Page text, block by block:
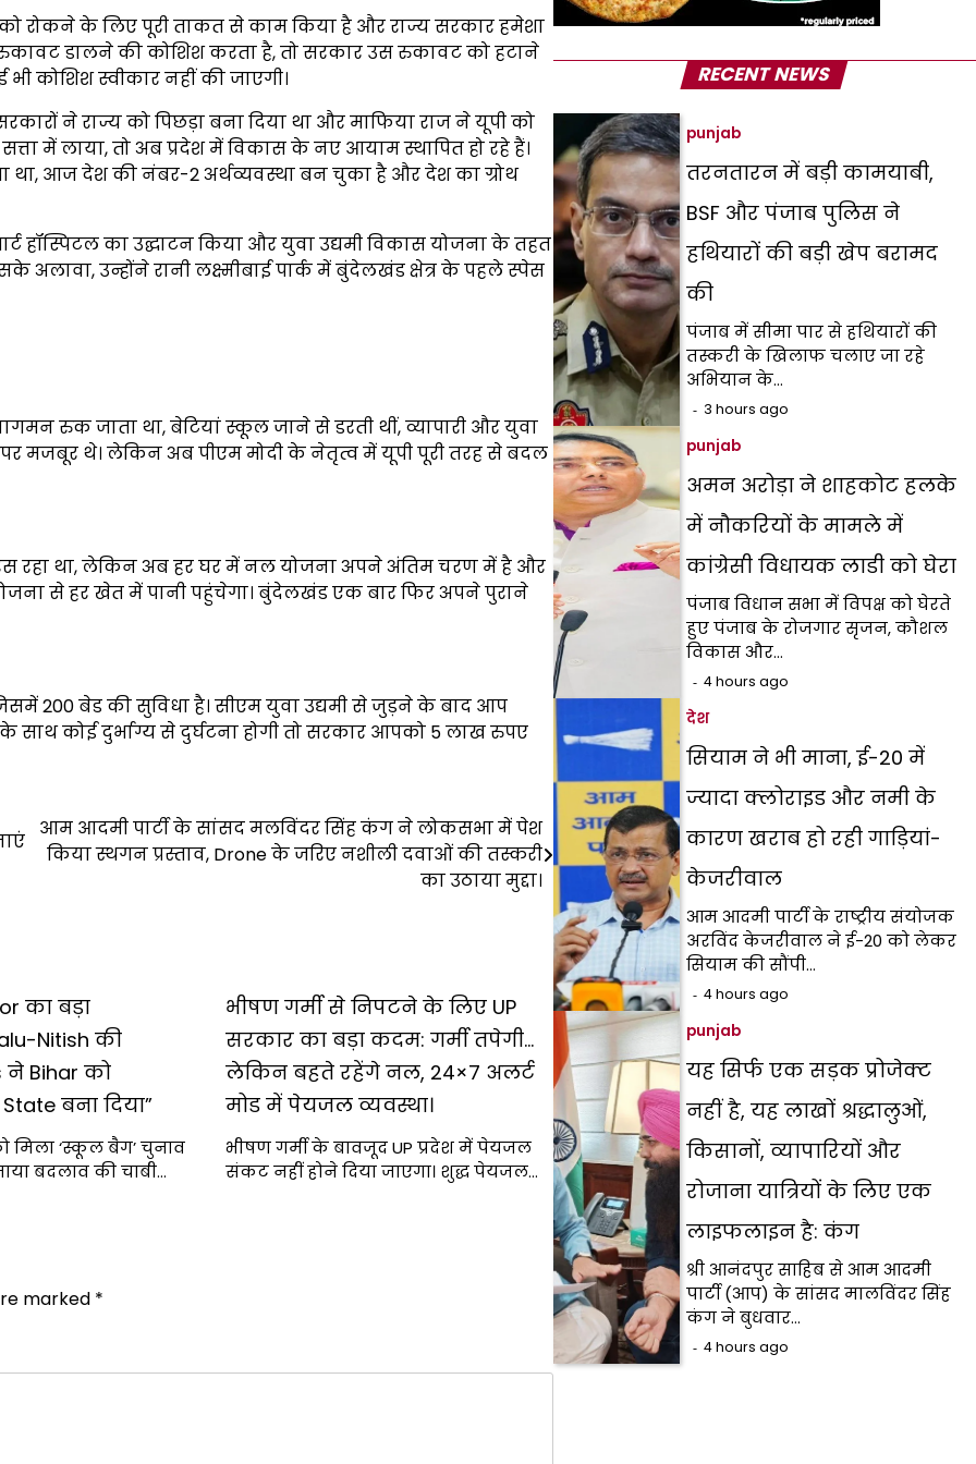
रोकने के लिए पूरी ताकत से काम किया है और राज्य सरकार हमेशा
डालने की कोशिश करता है, तो सरकार उस रुकावट को हटाने
कोशिश स्वीकार नहीं की जाएगी।
ने राज्य को पिछड़ा बना दिया था और माफिया राज ने यूपी को
में लाया, तो अब प्रदेश में विकास के नए आयाम स्थापित हो रहे हैं।
था, आज देश की नंबर-2 अर्थव्यवस्था बन चुका है और देश का ग्रोथ
हॉस्पिटल का उद्घाटन किया और युवा उद्यमी विकास योजना के तहत
अलावा, उन्होंने रानी लक्ष्मीबाई पार्क में बुंदेलखंड क्षेत्र के पहले स्पेस
रुक जाता था, बेटियां स्कूल जाने से डरती थीं, व्यापारी और युवा
थे। लेकिन अब पीएम मोदी के नेतृत्व में यूपी पूरी तरह से बदल
रहा था, लेकिन अब हर घर में नल योजना अपने अंतिम चरण में है और
से हर खेत में पानी पहुंचेगा। बुंदेलखंड एक बार फिर अपने पुराने
200 बेड की सुविधा है। सीएम युवा उद्यमी से जुड़ने के बाद आप
साथ कोई दुर्भाग्य से दुर्घटना होगी तो सरकार आपको 5 लाख रुपए
आम आदमी पार्टी के सांसद मलविंदर सिंह कंग ने लोकसभा में पेश
किया स्थगन प्रस्ताव, Drone के जरिए नशीली दवाओं की तस्करी
का उठाया मुद्दा।
का बड़ा
Nitish की
ने Bihar को
बना दिया”
मिला ‘स्कूल बैग’ चुनाव
बदलाव की चाबी…
भीषण गर्मी से निपटने के लिए UP
सरकार का बड़ा कदम: गर्मी तपेगी…
लेकिन बहते रहेंगे नल, 24×7 अलर्ट
मोड में पेयजल व्यवस्था।
भीषण गर्मी के बावजूद UP प्रदेश में पेयजल
संकट नहीं होने दिया जाएगा। शुद्ध पेयजल…
marked *
RECENT NEWS
punjab
तरनतारन में बड़ी कामयाबी,
BSF और पंजाब पुलिस ने
हथियारों की बड़ी खेप बरामद
की
पंजाब में सीमा पार से हथियारों की
तस्करी के खिलाफ चलाए जा रहे
अभियान के…
3 hours ago
punjab
अमन अरोड़ा ने शाहकोट हलके
में नौकरियों के मामले में
कांग्रेसी विधायक लाडी को घेरा
पंजाब विधान सभा में विपक्ष को घेरते
हुए पंजाब के रोजगार सृजन, कौशल
विकास और…
4 hours ago
देश
सियाम ने भी माना, ई-20 में
ज्यादा क्लोराइड और नमी के
कारण खराब हो रही गाड़ियां-
केजरीवाल
आम आदमी पार्टी के राष्ट्रीय संयोजक
अरविंद केजरीवाल ने ई-20 को लेकर
सियाम की सौंपी…
4 hours ago
punjab
यह सिर्फ एक सड़क प्रोजेक्ट
नहीं है, यह लाखों श्रद्धालुओं,
किसानों, व्यापारियों और
रोजाना यात्रियों के लिए एक
लाइफलाइन है: कंग
श्री आनंदपुर साहिब से आम आदमी
पार्टी (आप) के सांसद मालविंदर सिंह
कंग ने बुधवार…
4 hours ago